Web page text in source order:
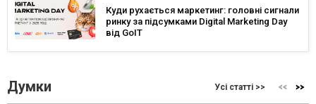
Куди рухається маркетинг: головні сигнали
ринку за підсумками Digital Marketing Day
від GoIT
Думки Усі статті >>